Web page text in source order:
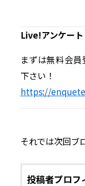
Live!アンケート
まずは無料会
下さい！
https://
それでは次回ブ
投稿者プロフ